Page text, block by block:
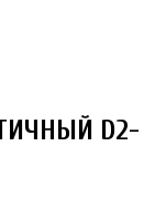
D2-